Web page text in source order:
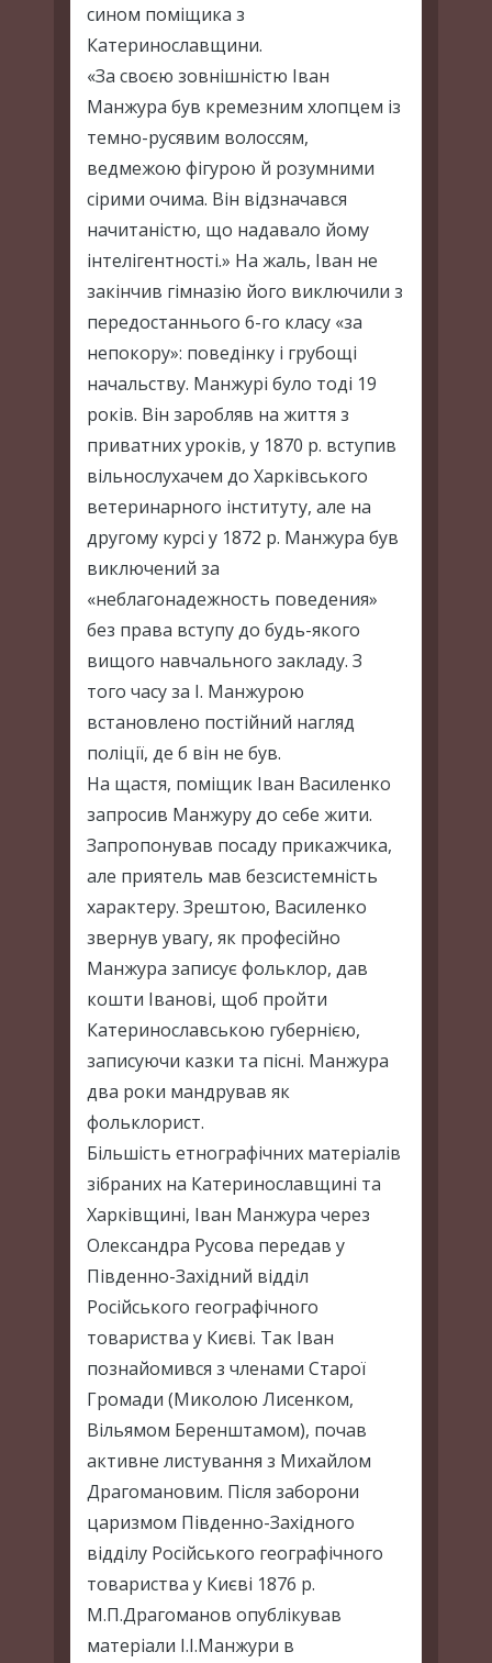
сином поміщика з
Катеринославщини.
«За своєю зовнішністю Іван
Манжура був кремезним хлопцем із
темно-русявим волоссям,
ведмежою фігурою й розумними
сірими очима. Він відзначався
начитаністю, що надавало йому
інтелігентності.» На жаль, Іван не
закінчив гімназію його виключили з
передостаннього 6-го класу «за
непокору»: поведінку і грубощі
начальству. Манжурі було тоді 19
років. Він заробляв на життя з
приватних уроків, у 1870 р. вступив
вільнослухачем до Харківського
ветеринарного інституту, але на
другому курсі у 1872 р. Манжура був
виключений за
«неблагонадежность поведения»
без права вступу до будь-якого
вищого навчального закладу. З
того часу за І. Манжурою
встановлено постійний нагляд
поліції, де б він не був.
На щастя, поміщик Іван Василенко
запросив Манжуру до себе жити.
Запропонував посаду прикажчика,
але приятель мав безсистемність
характеру. Зрештою, Василенко
звернув увагу, як професійно
Манжура записує фольклор, дав
кошти Іванові, щоб пройти
Катеринославською губернією,
записуючи казки та пісні. Манжура
два роки мандрував як
фольклорист.
Більшість етнографічних матеріалів
зібраних на Катеринославщині та
Харківщині, Іван Манжура через
Олександра Русова передав у
Південно-Західний відділ
Російського географічного
товариства у Києві. Так Іван
познайомився з членами Старої
Громади (Миколою Лисенком,
Вільямом Беренштамом), почав
активне листування з Михайлом
Драгомановим. Після заборони
царизмом Південно-Західного
відділу Російського географічного
товариства у Києві 1876 р.
М.П.Драгоманов опублікував
матеріали І.І.Манжури в